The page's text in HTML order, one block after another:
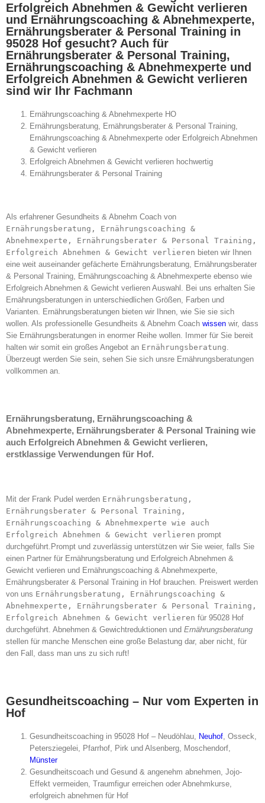
Erfolgreich Abnehmen & Gewicht verlieren
und Ernährungscoaching & Abnehmexperte,
Ernährungsberater & Personal Training in
95028 Hof gesucht? Auch für
Ernährungsberater & Personal Training,
Ernährungscoaching & Abnehmexperte und
Erfolgreich Abnehmen & Gewicht verlieren
sind wir Ihr Fachmann
Ernährungscoaching & Abnehmexperte HO
Ernährungsberatung, Ernährungsberater & Personal Training,
Ernährungscoaching & Abnehmexperte oder Erfolgreich Abnehmen
& Gewicht verlieren
Erfolgreich Abnehmen & Gewicht verlieren hochwertig
Ernährungsberater & Personal Training
Als erfahrener Gesundheits & Abnehm Coach von
Ernährungsberatung, Ernährungscoaching &
Abnehmexperte, Ernährungsberater & Personal Training,
Erfolgreich Abnehmen & Gewicht verlieren bieten wir Ihnen
eine weit auseinander gefächerte Ernährungsberatung, Ernährungsberater
& Personal Training, Ernährungscoaching & Abnehmexperte ebenso wie
Erfolgreich Abnehmen & Gewicht verlieren Auswahl. Bei uns erhalten Sie
Ernährungsberatungen in unterschiedlichen Größen, Farben und
Varianten. Ernährungsberatungen bieten wir Ihnen, wie Sie sie sich
wollen. Als professionelle Gesundheits & Abnehm Coach wissen wir, dass
Sie Ernährungsberatungen in enormer Reihe wollen. Immer für Sie bereit
halten wir somit ein großes Angebot an Ernährungsberatung.
Überzeugt werden Sie sein, sehen Sie sich unsre Ernährungsberatungen
vollkommen an.
Ernährungsberatung, Ernährungscoaching &
Abnehmexperte, Ernährungsberater & Personal Training wie
auch Erfolgreich Abnehmen & Gewicht verlieren,
erstklassige Verwendungen für Hof.
Mit der Frank Pudel werden Ernährungsberatung,
Ernährungsberater & Personal Training,
Ernährungscoaching & Abnehmexperte wie auch
Erfolgreich Abnehmen & Gewicht verlieren prompt
durchgeführt.Prompt und zuverlässig unterstützen wir Sie weier, falls Sie
einen Partner für Ernährungsberatung und Erfolgreich Abnehmen &
Gewicht verlieren und Ernährungscoaching & Abnehmexperte,
Ernährungsberater & Personal Training in Hof brauchen. Preiswert werden
von uns Ernährungsberatung, Ernährungscoaching &
Abnehmexperte, Ernährungsberater & Personal Training,
Erfolgreich Abnehmen & Gewicht verlieren für 95028 Hof
durchgeführt. Abnehmen & Gewichtreduktionen und Ernährungsberatung
stellen für manche Menschen eine große Belastung dar, aber nicht, für
den Fall, dass man uns zu sich ruft!
Gesundheitscoaching – Nur vom Experten in
Hof
Gesundheitscoaching in 95028 Hof – Neudöhlau, Neuhof , Osseck,
Petersziegelei, Pfarrhof, Pirk und Alsenberg, Moschendorf,
Münster
Gesundheitscoach und Gesund & angenehm abnehmen, Jojo-
Effekt vermeiden, Traumfigur erreichen oder Abnehmkurse,
erfolgreich abnehmen für Hof